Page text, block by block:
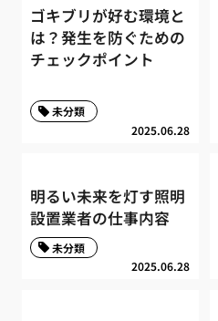
ゴキブリが好む環境と
は？発生を防ぐための
チェックポイント
2025.06.28
未分類
明るい未来を灯す照明
設置業者の仕事内容
2025.06.28
未分類